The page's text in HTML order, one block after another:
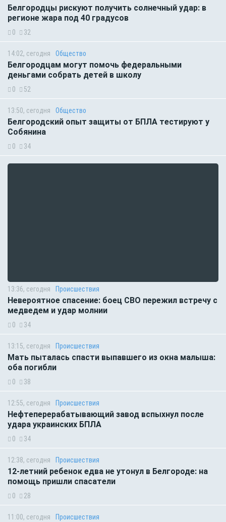
Белгородцы рискуют получить солнечный удар: в
регионе жара под 40 градусов
0 32
14:02, сегодня Общество
Белгородцам могут помочь федеральными
деньгами собрать детей в школу
0 52
13:50, сегодня Общество
Белгородский опыт защиты от БПЛА тестируют у
Собянина
0 34
13:36, сегодня Происшествия
Невероятное спасение: боец СВО пережил встречу с
медведем и удар молнии
0 34
13:15, сегодня Происшествия
Мать пыталась спасти выпавшего из окна малыша:
оба погибли
0 38
12:55, сегодня Происшествия
Нефтеперерабатывающий завод вспыхнул после
удара украинских БПЛА
0 34
12:38, сегодня Происшествия
12-летний ребенок едва не утонул в Белгороде: на
помощь пришли спасатели
0 28
11:00, сегодня Происшествия